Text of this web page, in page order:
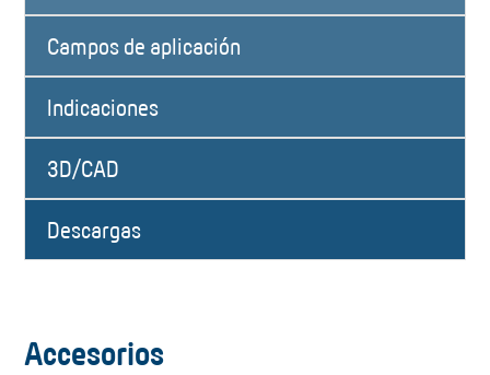
Campos de aplicación
Indicaciones
3D/CAD
Descargas
Accesorios